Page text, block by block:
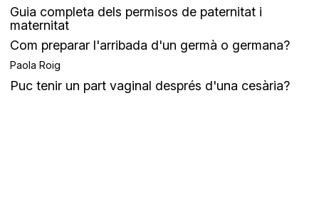
Guia completa dels permisos de paternitat i
maternitat
Com preparar l'arribada d'un germà o germana?
Paola Roig
Puc tenir un part vaginal després d'una cesària?